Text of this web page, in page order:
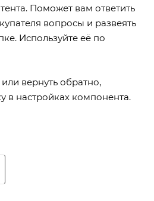
Поможет вам ответить
вопросы и развеять
Используйте её по
вернуть обратно,
в настройках компонента.